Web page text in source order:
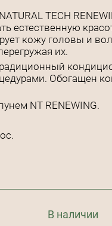
TECH
естественную
кожу головы и
их.
Обогащен
NT RENEWING.
В наличии